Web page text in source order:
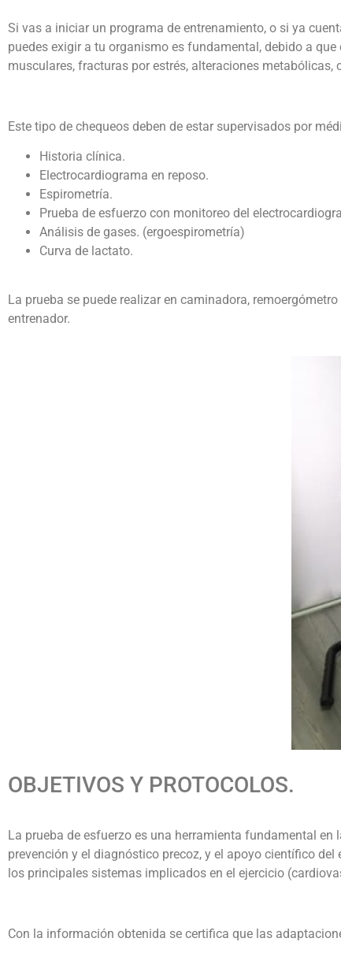
Si vas a iniciar un programa de entrenamiento, o si ya
puedes exigir a tu organismo es fundamental, debido a
musculares, fracturas por estrés, alteraciones metabólicas,
Este tipo de chequeos deben de estar supervisados por
Historia clínica.
Electrocardiograma en reposo.
Espirometría.
Prueba de esfuerzo con monitoreo del
Análisis de gases. (ergoespirometría)
Curva de lactato.
La prueba se puede realizar en caminadora,
entrenador.
OBJETIVOS Y PROTOCOLOS.
La prueba de esfuerzo es una herramienta fundamental
prevención y el diagnóstico precoz, y el apoyo científico
los principales sistemas implicados en el ejercicio
Con la información obtenida se certifica que las